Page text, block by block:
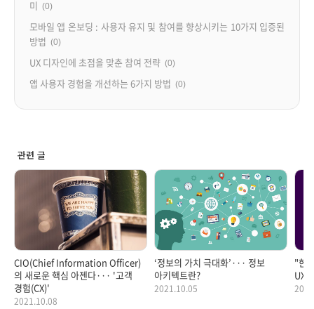
미 (0)
모바일 앱 온보딩 : 사용자 유지 및 참여를 향상시키는 10가지 입증된
방법 (0)
UX 디자인에 초점을 맞춘 참여 전략 (0)
앱 사용자 경험을 개선하는 6가지 방법 (0)
관련 글
CIO(Chief Information Officer)
의 새로운 핵심 아젠다··· '고객
경험(CX)'
2021.10.08
‘정보의 가치 극대화’··· 정보
아키텍트란?
2021.10.05
"한
UX